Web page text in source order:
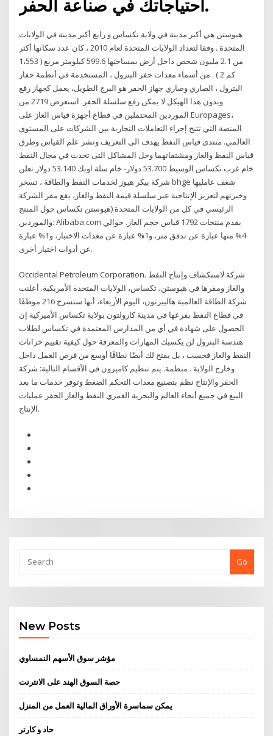
احتياجاتك في صناعة الحفر.
هيوستن هي أكبر مدينة في ولاية تكساس و رابع أكبر مدينة في الولايات
المتحدة . وفقا لتعداد الولايات المتحدة لعام 2010 ، كان عدد سكانها أكثر
من 2.1 مليون شخص داخل أرض بمساحتها 599.6 كيلومتر مربع ( 1،553
كم 2 ) . من أسماء معدات حفر البترول ، المستخدمة في أنظمة حفار
البترول ، الصاري وصاري جهاز الحفر هو البرج الطويل، يعمل كجهاز رفع
وبدون هذا الهيكل لا يمكن رفع سلسلة الحفر. استعرض 2719 من
الموردين المحتملين في قطاع أجهزة قياس الغاز على Europages،
المنصة التي تتيح إجراء التعاملات التجارية بين الشركات على المستوى
العالمي. منتدى قياس النفط يهدف الى التعريف ونشر علم القياس وطرق
قياس النفط والغاز ومشتقاتهما وحل المشاكل التى تحدث في مجال النفط
خام غرب تكساس الوسيط 53.700 دولار- خام سلة اوبك 53.140 دولار تعلن
شركة بيكر هيوز لخدمات النفط والطاقة ، تسخر bhge شغف عامليها
وخبرتهم لتعزيز الإنتاجية عبر سلسلة قيمة النفط والغاز، يقع مقر الشركة
الرئيسي في كل من الولايات المتحدة (هيوستن تكساس حول المنتج
والموردين: Alibaba.com يقدم منتجات 1792 قياس حجم الغاز. حوالي
4% منها عبارة عن تدفق متر، و1% عبارة عن معدات الاختبار، و1% عبارة
عن أدوات اختبار أخرى.
Occidental Petroleum Corporation. شركة لاستكشاف وإنتاج النفط
والغاز ومقرها في هيوستن، تكساس، الولايات المتحدة الأمريكية. أعلنت
شركة الطاقة العالمية هاليبرتون، اليوم الأربعاء، أنها ستسرح 216 موظفًا
في قطاع النفط بفرعها في مدينة كارولتون بولاية تكساس الأميركية إن
الحصول على شهادة في أي من المدارس المعتمدة في تكساس لطلاب
هندسة البترول لن يكسبك المهارات والمعرفة حول كيفية تقييم خزانات
النفط والغاز فحسب ، بل يفتح لك أيضًا نطاقًا أوسع من فرص العمل داخل
وخارج الولاية . منظمة. يتم تنظيم كاميرون في الأقسام التالية: شركة
الحفر والإنتاج نظم بتصنيع معدات التحكم الضغط وتوفر خدمات ما بعد
البيع في جميع أنحاء العالم والبحرية الغمري النفط والغاز الحفر عمليات
الإنتاج.
Go
New Posts
مؤشر سوق الأسهم النمساوي
حصة السوق الهند على الانترنت
يمكن سماسرة الأوراق المالية العمل من المنزل
حاد و كارتر